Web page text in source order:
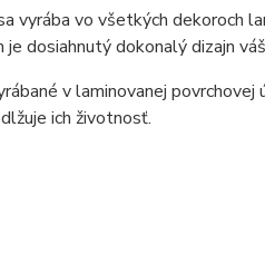
vyrába vo všetkých dekoroch
dosiahnutý dokonalý dizajn
v laminovanej
ich životnosť.